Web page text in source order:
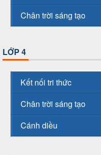
Chân trời sáng tạo
LỚP 4
Kết nối tri thức
Chân trời sáng tạo
Cánh diều